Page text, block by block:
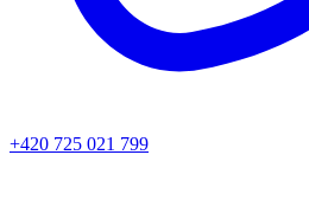
+420 725 021 799